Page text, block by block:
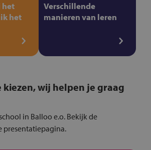
het
het
Verschillende
manieren van leren
kiezen, wij helpen je graag
in Balloo e.o. Bekijk de